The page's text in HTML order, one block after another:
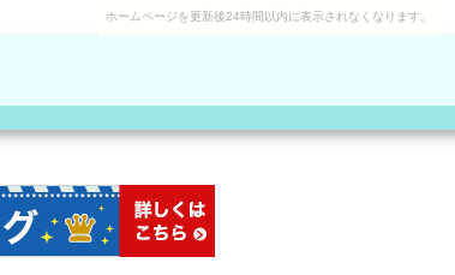
ホームページを更新後24時間以内に表示されなくなります。